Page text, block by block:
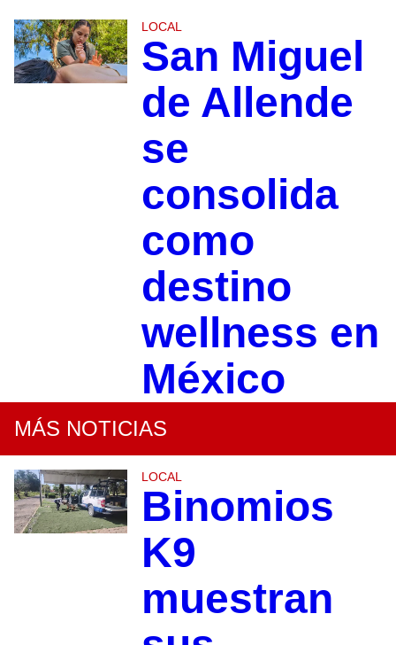
LOCAL
San Miguel
de Allende
se
consolida
como
destino
wellness en
México
MÁS NOTICIAS
LOCAL
Binomios
K9
muestran